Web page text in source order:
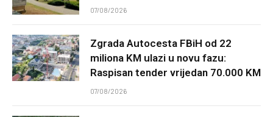
07/08/2026
Zgrada Autocesta FBiH od 22
miliona KM ulazi u novu fazu:
Raspisan tender vrijedan 70.000 KM
07/08/2026